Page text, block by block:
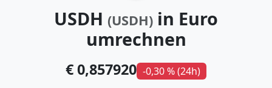
USDH (USDH) in Euro
umrechnen
€ 0,857920 -0,30 % (24h)